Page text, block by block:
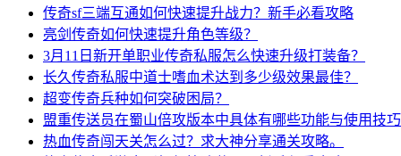
传奇sf三端互通如何快速提升战力？新手必看攻略
亮剑传奇如何快速提升角色等级？
3月11日新开单职业传奇私服怎么快速升级打装备？
长久传奇私服中道士嗜血术达到多少级效果最佳？
超变传奇兵种如何突破困局？
盟重传送员在蜀山倍攻版本中具体有哪些功能与使用技
热血传奇闯天关怎么过？求大神分享通关攻略。